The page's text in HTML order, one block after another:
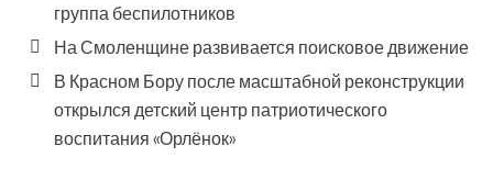
группа беспилотников
На Смоленщине развивается поисковое движение
В Красном Бору после масштабной реконструкции
открылся детский центр патриотического
воспитания «Орлёнок»